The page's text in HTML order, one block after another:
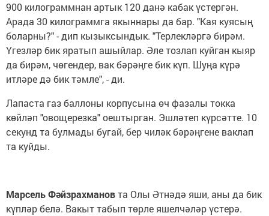
900 килограммнан артык 120 данә кабак үстергән.
Арада 30 килограммга якыннары да бар. "Кая куясың
боларны?" - дип кызыксындык. "Терлекләргә бирәм.
Үгезләр бик яратып ашыйлар. Әле тозлап куйган кыяр
да бирәм, чөгендер, вак бәрәңге бик күп. Шуңа күрә
итләре дә бик тәмле", - ди.
Лапаста газ баллоны корпусына өч фазалы токка
көйләп "овощерезка" оештырган. Эшләтеп күрсәтте. 10
секунд та булмады бугай, бер чиләк бәрәңгене ваклап
та куйды.
Марсель Фәйзрахмановта Олы Әтнәдә яши, аны да бик
күпләр белә. Вакыт табып төрле яшелчәләр үстерә.